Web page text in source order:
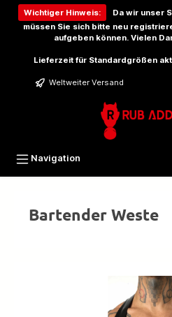
springen
Wichtiger Hinweis:
Da wir unser
müssen Sie sich bitte neu
aufgeben können. Vielen
Lieferzeit für Standardgrößen
Weltweiter Versand
Navigation
Bartender Weste